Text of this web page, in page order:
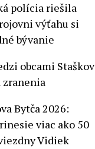
polícia riešila
výťahu si
bývanie
obcami Staškov
zranenia
Bytča 2026:
viac ako 50
Vidiek